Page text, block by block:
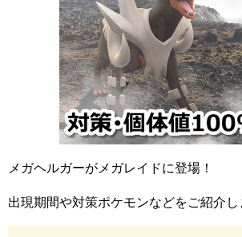
メガヘルガーがメガレイドに登場！
出現期間や対策ポケモンなどをご紹介し